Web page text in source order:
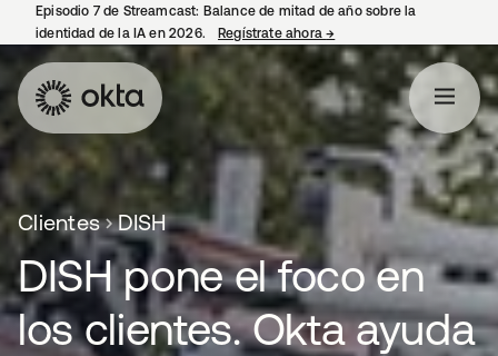
Episodio 7 de Streamcast: Balance de mitad de año sobre la
identidad de la IA en 2026.
Regístrate ahora→
Clientes DISH
DISH pone el foco en
los clientes. Okta ayuda